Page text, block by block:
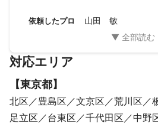
た。
細かい手直しも対応して頂き、納品
また来月初め頃にお願いする予定です
依頼したプロ 山田 敏
対応エリア
【東京都】
北区 豊島区 文京区 荒川区
足立区
台東区 千代田区 中野